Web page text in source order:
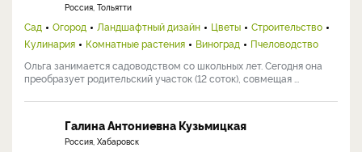
Россия, Тольятти
Сад Огород Ландшафтный дизайн Цветы
Строительство
Кулинария
Комнатные растения Виноград
Пчеловодство
Ольга занимается садоводством со школьных лет. Сегодня она
преобразует родительский участок (12 соток), совмещая ...
Галина Антониевна Кузьмицкая
Россия, Хабаровск